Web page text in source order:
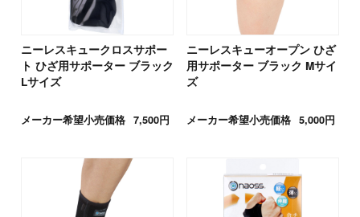
ニーレスキュークロスサポー
ト ひざ用サポーター ブラック
Lサイズ
メーカー希望小売価格 7,500円
ニーレスキューオープン ひざ
用サポーター ブラック Mサイ
ズ
メーカー希望小売価格 5,000円